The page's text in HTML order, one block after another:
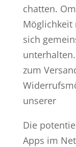
chatten.
Möglichkeit
sich
zum
unserer
Die
Apps im